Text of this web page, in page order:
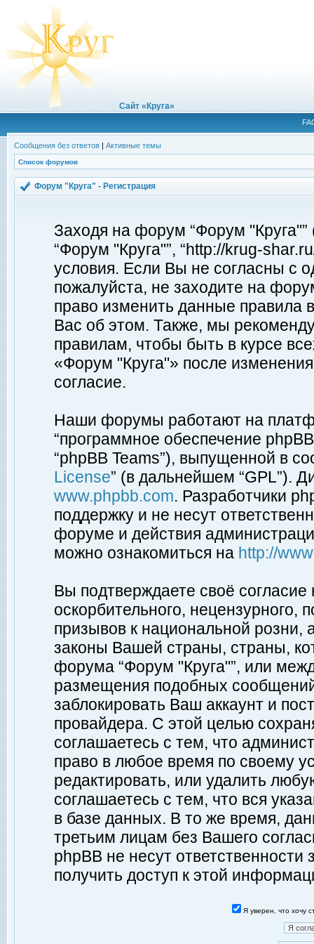
Сайт «Круга»
Сообщения без ответов | Активные темы
Список форумов
Форум "Круга" - Регистрация
Заходя на форум “Форум
“Форум "Круга"”, “http://krug-
условия. Если Вы не согласны с
пожалуйста, не заходите на
право изменить данные правила
Вас об этом. Также, мы
правилам, чтобы быть в курсе
«Форум "Круга"» после
согласие.
Наши форумы работают на
“программное обеспечение
“phpBB Teams”), выпущенной в
License” (в дальнейшем “GPL”).
www.phpbb.com. Разработчики
поддержку и не несут
форуме и действия
можно ознакомиться на http://
Вы подтверждаете своё
оскорбительного, нецензурного,
призывов к национальной
законы Вашей страны, страны,
форума “Форум "Круга"”, или
размещения подобных
заблокировать Ваш аккаунт и
провайдера. С этой целью
соглашаетесь с тем, что
право в любое время по своему
редактировать, или удалить
соглашаетесь с тем, что вся
в базе данных. В то же время,
третьим лицам без Вашего
phpBB не несут ответственности
получить доступ к этой
Я уверен, что хочу